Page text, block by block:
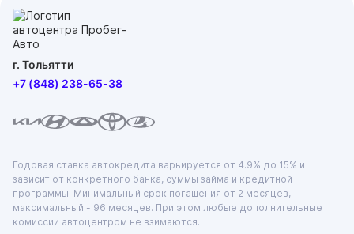
г. Тольятти
+7 (848) 238-65-38
Годовая ставка автокредита варьируется от 4.9% до 15% и
зависит от конкретного банка, суммы займа и кредитной
программы. Минимальный срок погашения от 2 месяцев,
максимальный - 96 месяцев. При этом любые дополнительные
комиссии автоцентром не взимаются.